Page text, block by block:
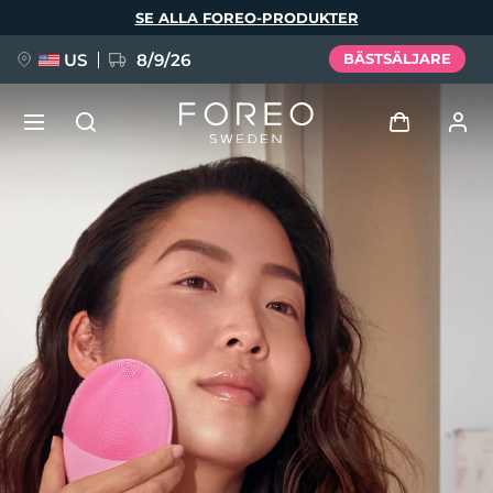
SE ALLA FOREO-PRODUKTER
US 8/9/26 BÄSTSÄLJARE
Användarprofil
Mina enheter
Mina beställningar
Mina adresser
Mina prenumerationer
FAQ™ Pure Beauty-Tech Elixir
BREAKING NEWS
issa™ Teeth Whitening Set
Språk
English Deutsch
Español
Français
Italiano
Português
Polski
Svenska
Русский
Türkçe
简体中文 繁體中文